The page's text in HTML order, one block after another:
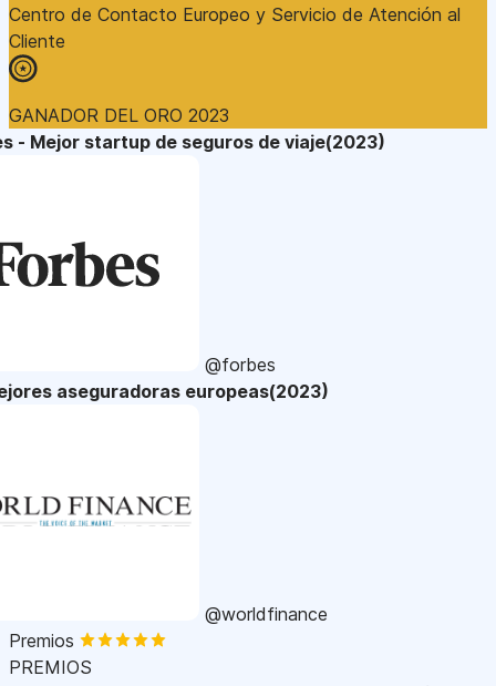
Centro de Contacto Europeo y Servicio de Atención al
Cliente
GANADOR DEL ORO 2023
- Mejor startup de seguros de viaje(2023)
@forbes
aseguradoras europeas(2023)
@worldfinance
Premios
PREMIOS